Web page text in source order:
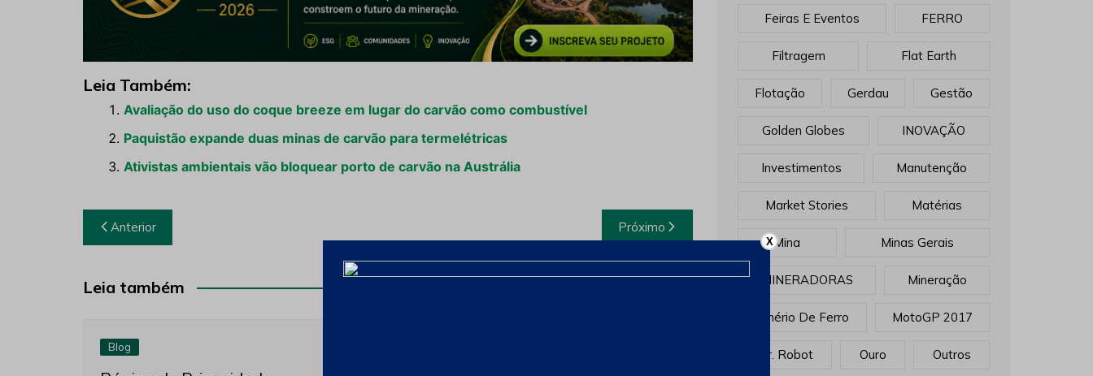
Leia Também:
Avaliação do uso do coque breeze em lugar do carvão como combustível
Paquistão expande duas minas de carvão para termelétricas
Ativistas ambientais vão bloquear porto de carvão na Austrália
Navegação
de
Post
Anterior Próximo
Leia também
Blog
Feiras E Eventos FERRO
Filtragem Flat Earth
Flotação Gerdau Gestão
Golden Globes INOVAÇÃO
Investimentos Manutenção
Market Stories Matérias
Mina Minas Gerais
MINERADORAS Mineração
Minério De Ferro MotoGP 2017
Mr. Robot Ouro Outros
X